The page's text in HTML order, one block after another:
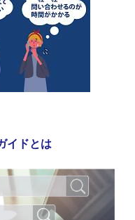
イドとは